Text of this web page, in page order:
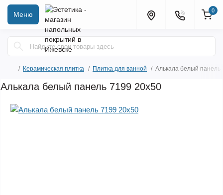
Меню 0
Керамическая плитка Плитка для ванной Алькала белый панель
Алькала белый панель 7199 20х50